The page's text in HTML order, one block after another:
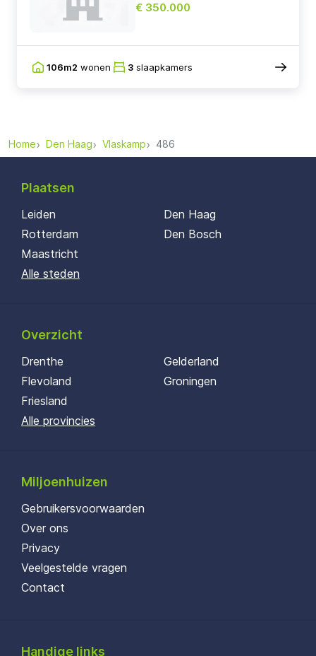
€ 350.000
106m2 wonen 3 slaapkamers
Home Den Haag Vlaskamp 486
Plaatsen
Leiden
Rotterdam
Maastricht
Den Haag
Den Bosch
Alle steden
Overzicht
Drenthe
Flevoland
Friesland
Gelderland
Groningen
Alle provincies
Miljoenhuizen
Gebruikersvoorwaarden
Over ons
Privacy
Veelgestelde vragen
Contact
Handige links